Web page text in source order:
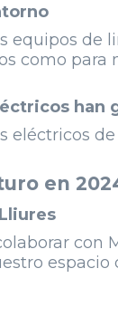
equipos de
como para
han
eléctricos
en
con